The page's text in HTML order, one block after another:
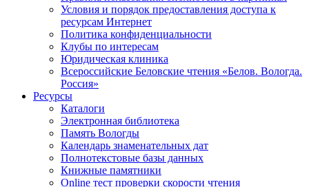
Условия и порядок предоставления доступа к
ресурсам Интернет
Политика конфиденциальности
Клубы по интересам
Юридическая клиника
Всероссийские Беловские чтения «Белов. Вологда.
Россия»
Ресурсы
Каталоги
Электронная библиотека
Память Вологды
Календарь знаменательных дат
Полнотекстовые базы данных
Книжные памятники
Online тест проверки скорости чтения